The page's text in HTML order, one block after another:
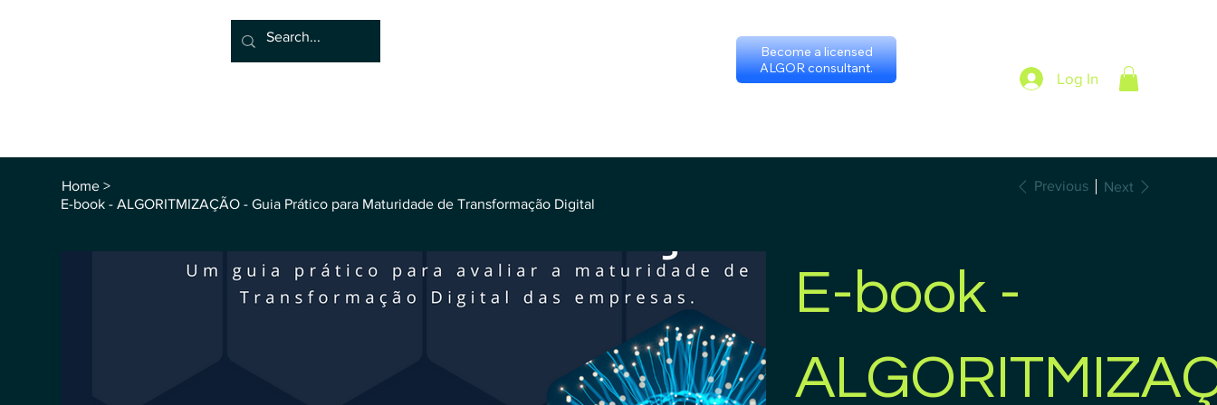
Log In
Become a licensed
ALGOR consultant.
Home >
E-book - ALGORITMIZAÇÃO - Guia Prático para Maturidade de Transformação Digital
Previous Next
E-book -